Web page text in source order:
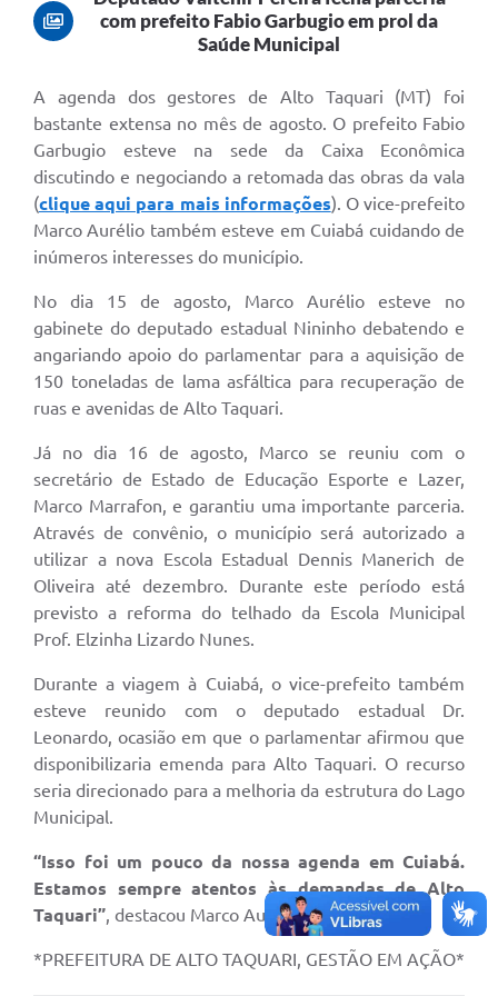
com prefeito Fabio Garbugio em prol da
Saúde Municipal
A agenda dos gestores de Alto Taquari (MT) foi
bastante extensa no mês de agosto. O prefeito Fabio
Garbugio esteve na sede da Caixa Econômica
discutindo e negociando a retomada das obras da vala
(clique aqui para mais informações). O vice-prefeito
Marco Aurélio também esteve em Cuiabá cuidando de
inúmeros interesses do município.
No dia 15 de agosto, Marco Aurélio esteve no
gabinete do deputado estadual Nininho debatendo e
angariando apoio do parlamentar para a aquisição de
150 toneladas de lama asfáltica para recuperação de
ruas e avenidas de Alto Taquari.
Já no dia 16 de agosto, Marco se reuniu com o
secretário de Estado de Educação Esporte e Lazer,
Marco Marrafon, e garantiu uma importante parceria.
Através de convênio, o município será autorizado a
utilizar a nova Escola Estadual Dennis Manerich de
Oliveira até dezembro. Durante este período está
previsto a reforma do telhado da Escola Municipal
Prof. Elzinha Lizardo Nunes.
Durante a viagem à Cuiabá, o vice-prefeito também
esteve reunido com o deputado estadual Dr.
Leonardo, ocasião em que o parlamentar afirmou que
disponibilizaria emenda para Alto Taquari. O recurso
seria direcionado para a melhoria da estrutura do Lago
Municipal.
“Isso foi um pouco da nossa agenda em Cuiabá.
Estamos sempre atentos às demandas de Alto
Taquari”, destacou Marco Aurélio.
*PREFEITURA DE ALTO TAQUARI, GESTÃO EM AÇÃO*